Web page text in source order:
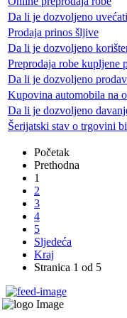
Da li je dozvoljeno
Prodaja prinos šljive
Da li je dozvoljeno
Preprodaja robe kupljene
Da li je dozvoljeno
Kupovina automobila na
Da li je dozvoljeno
Šerijatski stav o trgovini
Početak
Prethodna
1
2
3
4
5
Sljedeća
Kraj
Stranica 1 od 5